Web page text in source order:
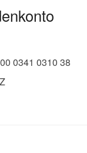
0341 0310 38